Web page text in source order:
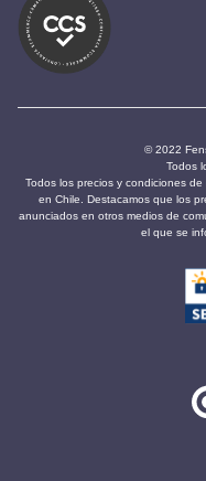
© 2022
Todos
Todos los precios y condiciones
en Chile. Destacamos que los
anunciados en otros medios de
el que se